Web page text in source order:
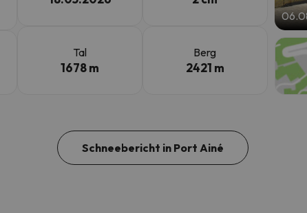
Tal
1678 m
Berg
2421 m
Schneebericht in Port Ainé